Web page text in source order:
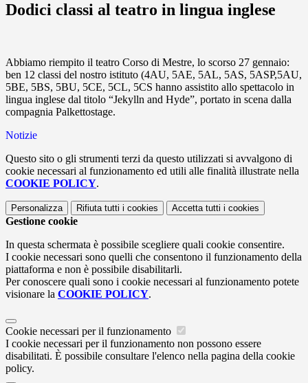
Dodici classi al teatro in lingua inglese
Abbiamo riempito il teatro Corso di Mestre, lo scorso 27 gennaio:
ben 12 classi del nostro istituto (4AU, 5AE, 5AL, 5AS, 5ASP,5AU,
5BE, 5BS, 5BU, 5CE, 5CL, 5CS hanno assistito allo spettacolo in
lingua inglese dal titolo “Jekylln and Hyde”, portato in scena dalla
compagnia Palkettostage.
Notizie
Questo sito o gli strumenti terzi da questo utilizzati si avvalgono di
cookie necessari al funzionamento ed utili alle finalità illustrate nella
COOKIE POLICY.
Personalizza Rifiuta tutti i cookies Accetta tutti i cookies
Gestione cookie
In questa schermata è possibile scegliere quali cookie consentire.
I cookie necessari sono quelli che consentono il funzionamento della
piattaforma e non è possibile disabilitarli.
Per conoscere quali sono i cookie necessari al funzionamento potete
visionare la COOKIE POLICY.
Cookie necessari per il funzionamento
I cookie necessari per il funzionamento non possono essere
disabilitati. È possibile consultare l'elenco nella pagina della cookie
policy.